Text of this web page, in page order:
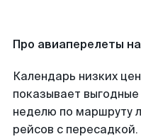
Про авиаперелеты
Календарь низких
показывает
неделю по маршруту
рейсов с